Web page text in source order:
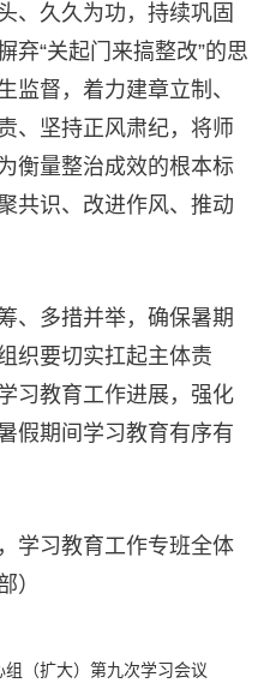
、久久为功，持续巩固
弃“关起门来搞整改”的思
监督，着力建章立制、
、坚持正风肃纪，将师
衡量整治成效的根本标
共识、改进作风、推动
、多措并举，确保暑期
织要切实扛起主体责
习教育工作进展，强化
假期间学习教育有序有
学习教育工作专班全体
）
（扩大）第九次学习会议